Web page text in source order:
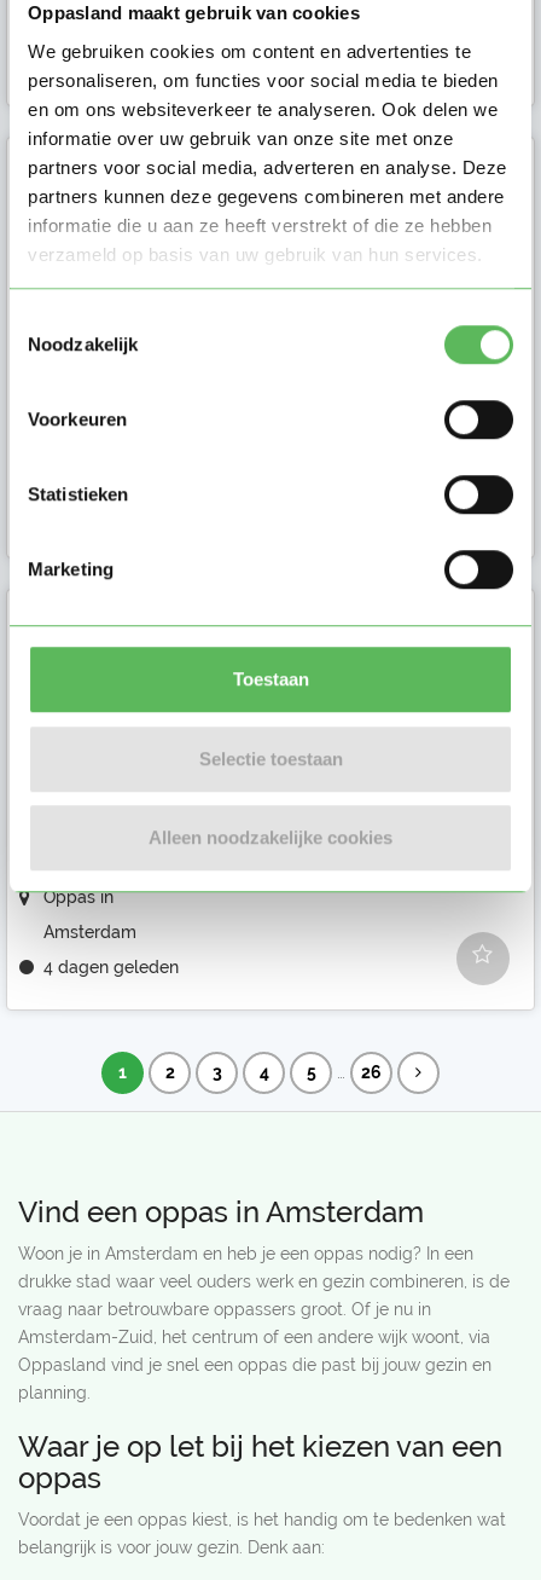
Oppasland maakt gebruik van cookies
We gebruiken cookies om content en advertenties te
personaliseren, om functies voor social media te bieden
en om ons websiteverkeer te analyseren. Ook delen we
informatie over uw gebruik van onze site met onze
partners voor social media, adverteren en analyse. Deze
partners kunnen deze gegevens combineren met andere
informatie die u aan ze heeft verstrekt of die ze hebben
verzameld op basis van uw gebruik van hun services.
Noodzakelijk
Voorkeuren
Statistieken
Marketing
Toestaan
Selectie toestaan
Alleen noodzakelijke cookies
1
3 dagen geleden
Marijn (15)
Hi ik ben marijn. Ik ben 15 jaar en
vind het super leuk om met
kinderen om te gaan. Ik zit nu in 5
Oppas in
Amsterdam
4 dagen geleden
Linda Jessy (36)
Hello everyone, Currently in search
of a babysitter here in Amsterdam ,
1 2 3 4 5 … 26
Vind een oppas in Amsterdam
Woon je in Amsterdam en heb je een oppas nodig? In een
drukke stad waar veel ouders werk en gezin combineren, is de
vraag naar betrouwbare oppassers groot. Of je nu in
Amsterdam-Zuid, het centrum of een andere wijk woont, via
Oppasland vind je snel een oppas die past bij jouw gezin en
planning.
Waar je op let bij het kiezen van een
oppas
Voordat je een oppas kiest, is het handig om te bedenken wat
belangrijk is voor jouw gezin. Denk aan: